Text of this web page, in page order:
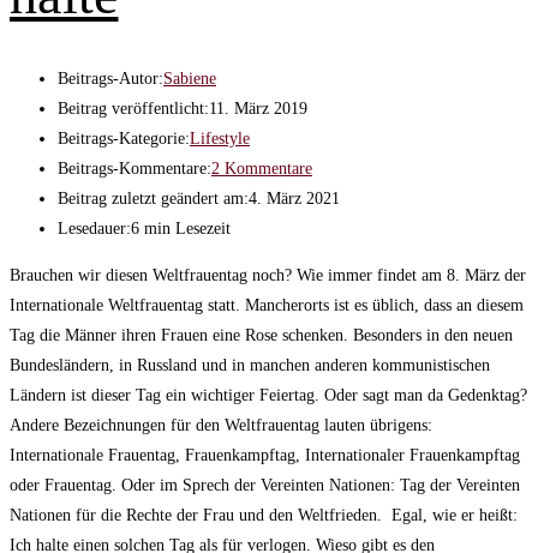
Beitrags-Autor:Sabiene
Beitrag veröffentlicht:11. März 2019
Beitrags-Kategorie:Lifestyle
Beitrags-Kommentare:2 Kommentare
Beitrag zuletzt geändert am:4. März 2021
Lesedauer:6 min Lesezeit
Brauchen wir diesen Weltfrauentag noch? Wie immer findet am 8. März der
Internationale Weltfrauentag statt. Mancherorts ist es üblich, dass an diesem
Tag die Männer ihren Frauen eine Rose schenken. Besonders in den neuen
Bundesländern, in Russland und in manchen anderen kommunistischen
Ländern ist dieser Tag ein wichtiger Feiertag. Oder sagt man da Gedenktag?
Andere Bezeichnungen für den Weltfrauentag lauten übrigens:
Internationale Frauentag, Frauenkampftag, Internationaler Frauenkampftag
oder Frauentag. Oder im Sprech der Vereinten Nationen: Tag der Vereinten
Nationen für die Rechte der Frau und den Weltfrieden. Egal, wie er heißt:
Ich halte einen solchen Tag als für verlogen. Wieso gibt es den